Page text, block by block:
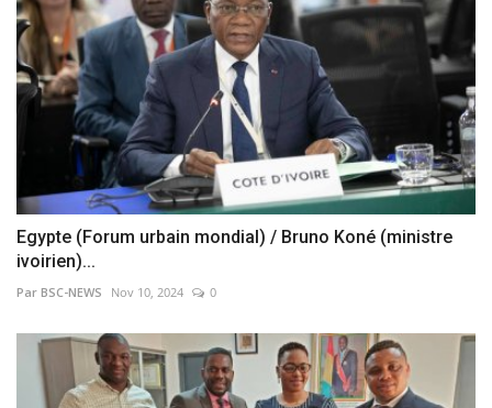
Egypte (Forum urbain mondial) / Bruno Koné (ministre
ivoirien)...
Par BSC-NEWS Nov 10, 2024 0